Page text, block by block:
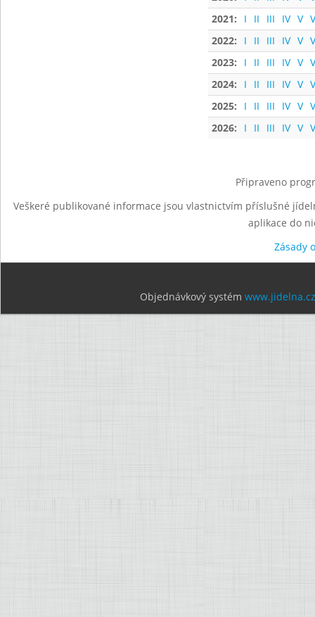
2021:
I II III IV V
2022:
I II III IV V
2023:
I II III IV V
2024:
I II III IV V
2025:
I II III IV V
2026:
I II III IV V
Připraveno
Veškeré publikované informace jsou vlastnictvím příslušné
aplikace do
Zásady
Objednávkový systém www.jidelna.cz